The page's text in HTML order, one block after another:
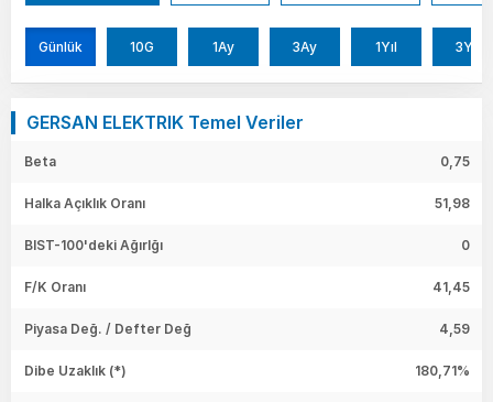
Günlük 10G 1Ay 3Ay 1Yıl 3Yıl
GERSAN ELEKTRIK Temel Veriler
Beta 0,75
Halka Açıklık Oranı 51,98
BIST-100'deki Ağırlğı 0
F/K Oranı 41,45
Piyasa Değ. / Defter Değ 4,59
Dibe Uzaklık (*) 180,71%